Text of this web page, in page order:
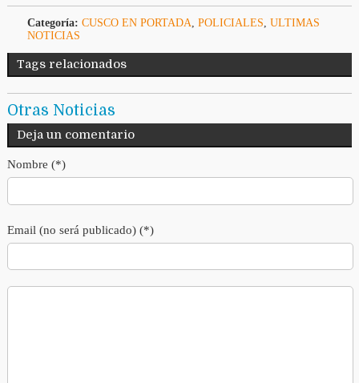
Categoría: CUSCO EN PORTADA, POLICIALES, ULTIMAS
NOTICIAS
Tags relacionados
Otras Noticias
Deja un comentario
Nombre (*)
Email (no será publicado) (*)